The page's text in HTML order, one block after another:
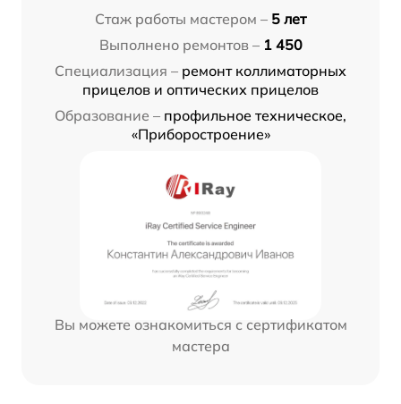
Стаж работы мастером – 5 лет
Выполнено ремонтов – 1 450
Специализация – ремонт коллиматорных
прицелов и оптических прицелов
Образование – профильное техническое,
«Приборостроение»
Вы можете ознакомиться с сертификатом
мастера